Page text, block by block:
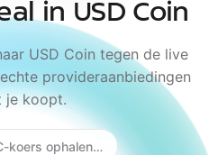
in USD Coin
USD Coin tegen de live
provideraanbiedingen
je koopt.
koers ophalen…